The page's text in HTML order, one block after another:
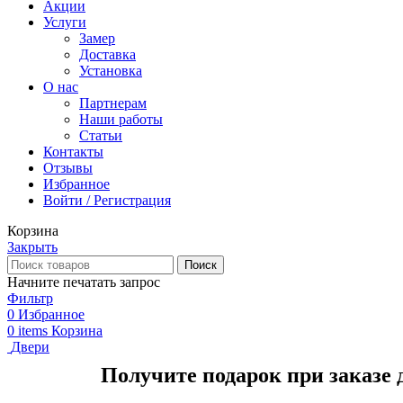
Акции
Услуги
Замер
Доставка
Установка
О нас
Партнерам
Наши работы
Статьи
Контакты
Отзывы
Избранное
Войти / Регистрация
Корзина
Закрыть
Поиск
Начните печатать запрос
Фильтр
0 Избранное
0 items Корзина
Двери
Получите подарок при заказе